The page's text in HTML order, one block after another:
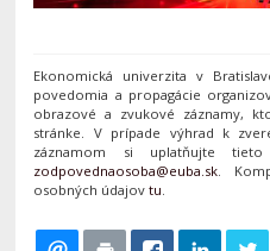
Ekonomická univerzita v
povedomia a propagácie
obrazové a zvukové záznamy,
stránke. V prípade výhrad k
záznamom si uplatňujte
.
osobných údajovtu